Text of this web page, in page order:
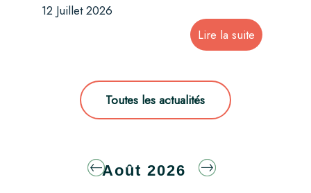
12 Juillet 2026
Toutes les actualités
Août 2026